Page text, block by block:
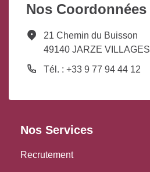
Nos Coordonnées
21 Chemin du Buisson
49140 JARZE VILLAGES
Tél. : +33 9 77 94 44 12
Nos Services
Recrutement